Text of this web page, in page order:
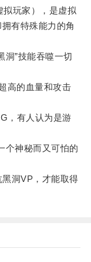
玩家），是虚拟
有特殊能力的角
”技能吞噬一切
的血量和攻击
，有人认为是游
神秘而又可怕的
洞VP，才能取得